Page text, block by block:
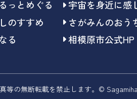
っとめぐる
宇宙を身近に感
のすすめ
さがみんのおう
る 相模原市公式HP
等の無断転載を禁止します。 ©